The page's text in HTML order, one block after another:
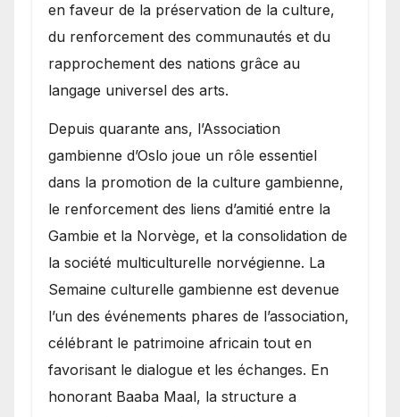
en faveur de la préservation de la culture,
du renforcement des communautés et du
rapprochement des nations grâce au
langage universel des arts.
​Depuis quarante ans, l’Association
gambienne d’Oslo joue un rôle essentiel
dans la promotion de la culture gambienne,
le renforcement des liens d’amitié entre la
Gambie et la Norvège, et la consolidation de
la société multiculturelle norvégienne. La
Semaine culturelle gambienne est devenue
l’un des événements phares de l’association,
célébrant le patrimoine africain tout en
favorisant le dialogue et les échanges. En
honorant Baaba Maal, la structure a